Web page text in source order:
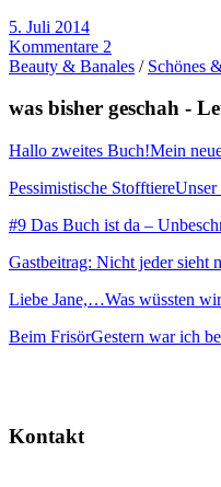
5. Juli 2014
Kommentare 2
Beauty & Banales / Schönes
was bisher geschah -
Hallo zweites Buch!Mein
Pessimistische StofftiereUnser
#9 Das Buch ist da –
Gastbeitrag: Nicht jeder sieht
Liebe Jane,…Was wüssten
Beim FrisörGestern war ich
Kontakt